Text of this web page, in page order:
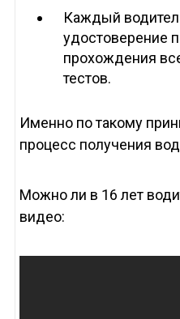
Каждый
удостоверение
прохождения
тестов.
Именно по такому
процесс получения
Можно ли в 16 лет
видео: